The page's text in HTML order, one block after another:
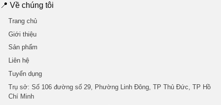
📍 Về chúng tôi
Trang chủ
Giới thiệu
Sản phẩm
Liên hệ
Tuyển dụng
Trụ sở: Số 106 đường số 29, Phường Linh Đông, TP Thủ Đức, TP Hồ
Chí Minh